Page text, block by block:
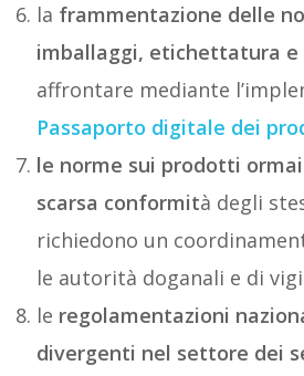
la frammentazione delle
imballaggi, etichettatura
affrontare mediante
Passaporto digitale dei
le norme sui prodotti
scarsa conformità degli
richiedono un
le autorità doganali e di
le regolamentazioni
divergenti nel settore dei